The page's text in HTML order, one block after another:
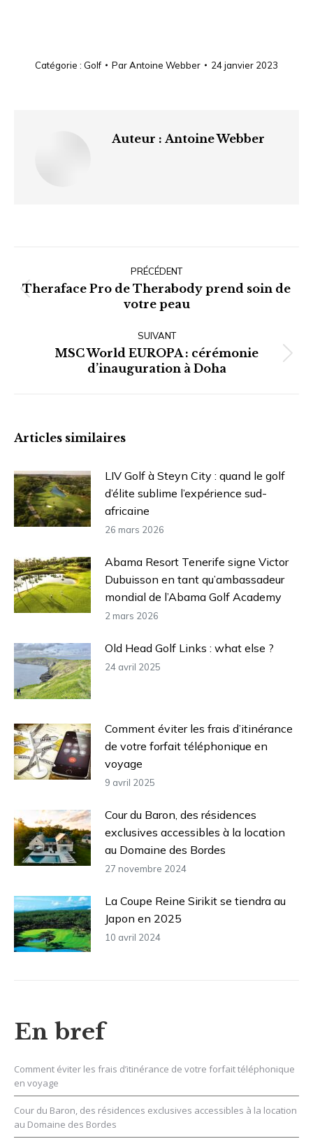
Catégorie : Golf ParAntoine Webber 24 janvier 2023
Auteur : Antoine Webber
PRÉCÉDENT
Article
précédent
:
Theraface Pro de Therabody prend soin de
votre peau
SUIVANT
Article
MSC World EUROPA : cérémonie
d’inauguration à Doha
Articles similaires
LIV Golf à Steyn City : quand le golf
d’élite sublime l’expérience sud-
africaine
26 mars 2026
Abama Resort Tenerife signe Victor
Dubuisson en tant qu’ambassadeur
mondial de l’Abama Golf Academy
2 mars 2026
Old Head Golf Links : what else ?
24 avril 2025
Comment éviter les frais d’itinérance
de votre forfait téléphonique en
voyage
9 avril 2025
Cour du Baron, des résidences
exclusives accessibles à la location
au Domaine des Bordes
27 novembre 2024
La Coupe Reine Sirikit se tiendra au
Japon en 2025
10 avril 2024
En bref
Comment éviter les frais d’itinérance de votre forfait téléphonique
en voyage
Cour du Baron, des résidences exclusives accessibles à la location
au Domaine des Bordes